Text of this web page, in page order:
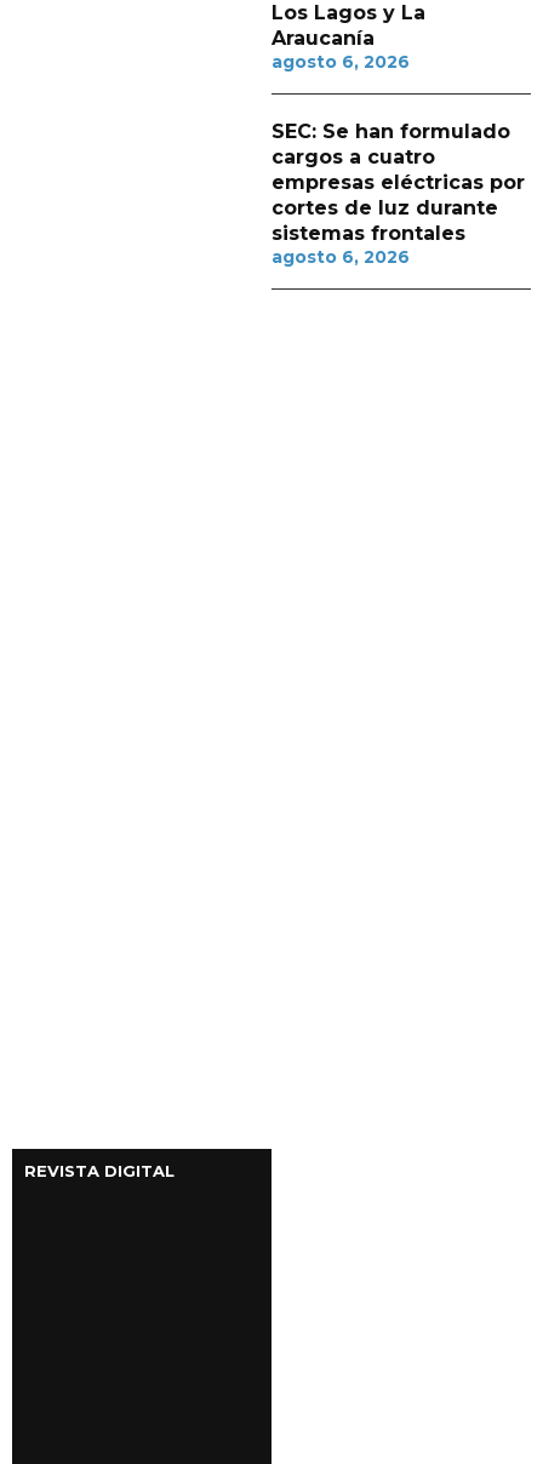
REVISTA DIGITAL
Los Lagos y La
Araucanía
agosto 6, 2026
SEC: Se han formulado
cargos a cuatro
empresas eléctricas por
cortes de luz durante
sistemas frontales
agosto 6, 2026